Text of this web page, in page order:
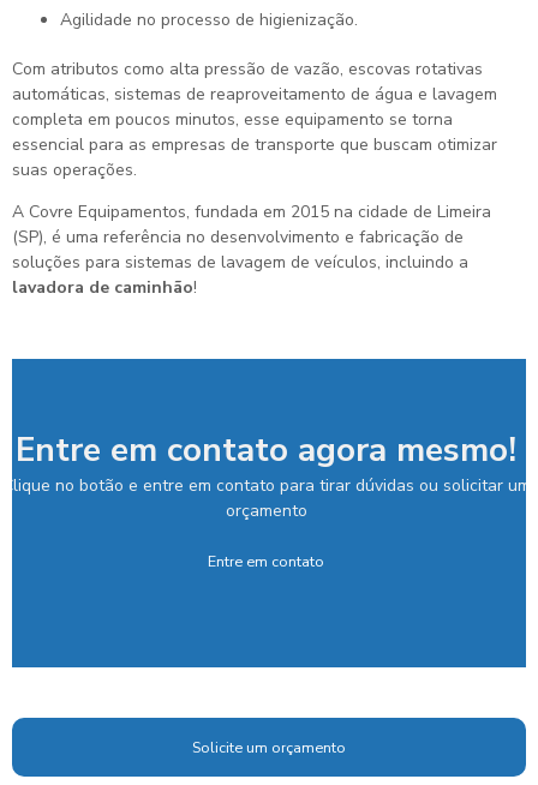
Agilidade no processo de higienização.
Com atributos como alta pressão de vazão, escovas rotativas
automáticas, sistemas de reaproveitamento de água e lavagem
completa em poucos minutos, esse equipamento se torna
essencial para as empresas de transporte que buscam otimizar
suas operações.
A Covre Equipamentos, fundada em 2015 na cidade de Limeira
(SP), é uma referência no desenvolvimento e fabricação de
soluções para sistemas de lavagem de veículos, incluindo a
lavadora de caminhão!
Entre em contato agora mesmo!
Clique no botão e entre em contato para tirar dúvidas ou solicitar um
orçamento
Entre em contato
Solicite um orçamento